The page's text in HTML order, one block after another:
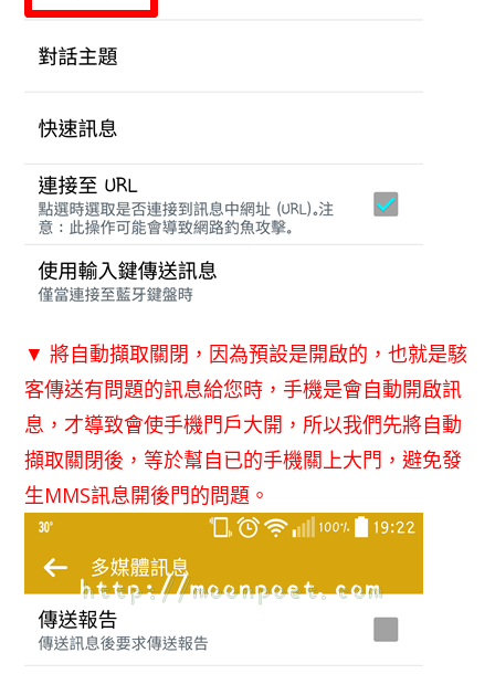
▼ 將自動擷取關閉，因為預設是開啟的，也就是駭
客傳送有問題的訊息給您時，手機是會自動開啟訊
息，才導致會使手機門戶大開，所以我們先將自動
擷取關閉後，等於幫自已的手機關上大門，避免發
生MMS訊息開後門的問題。